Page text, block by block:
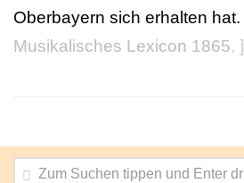
Oberbayern sich erhalten hat.
Musikalisches Lexicon 1865, ]